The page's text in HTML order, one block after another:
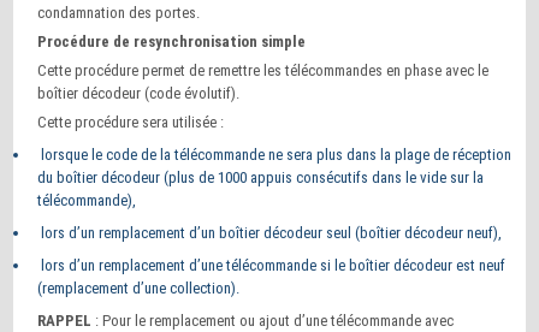
condamnation des portes.
Procédure de resynchronisation simple
Cette procédure permet de remettre les télécommandes en phase avec le
boîtier décodeur (code évolutif).
Cette procédure sera utilisée :
lorsque le code de la télécommande ne sera plus dans la plage de réception
du boîtier décodeur (plus de 1000 appuis consécutifs dans le vide sur la
télécommande),
lors d’un remplacement d’un boîtier décodeur seul (boîtier décodeur neuf),
lors d’un remplacement d’une télécommande si le boîtier décodeur est neuf
(remplacement d’une collection).
RAPPEL : Pour le remplacement ou ajout d’une télécommande avec